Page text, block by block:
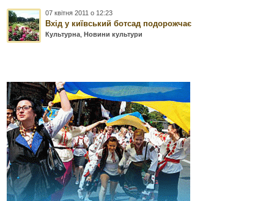
07 квітня 2011 о 12:23
Вхід у київський ботсад подорожчає
Культурна ,Новини культури